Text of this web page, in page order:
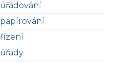
úřadování
papírování
řízení
úřady